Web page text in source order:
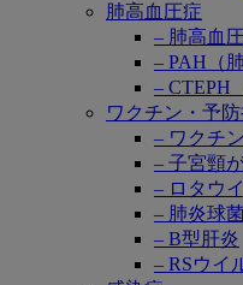
肺高血圧症
– 肺高血
– PAH（
– CTEPH
ワクチン・予
– ワクチ
– 子宮頸
– ロタウ
– 肺炎球
– B型肝炎
– RSウイ